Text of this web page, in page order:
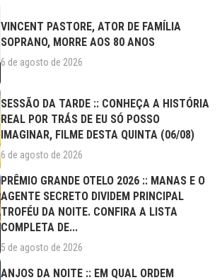
VINCENT PASTORE, ATOR DE FAMÍLIA
SOPRANO, MORRE AOS 80 ANOS
6 de agosto de 2026
SESSÃO DA TARDE :: CONHEÇA A HISTÓRIA
REAL POR TRÁS DE EU SÓ POSSO
IMAGINAR, FILME DESTA QUINTA (06/08)
6 de agosto de 2026
PRÊMIO GRANDE OTELO 2026 :: MANAS E O
AGENTE SECRETO DIVIDEM PRINCIPAL
TROFÉU DA NOITE. CONFIRA A LISTA
COMPLETA DE...
5 de agosto de 2026
ANJOS DA NOITE :: EM QUAL ORDEM